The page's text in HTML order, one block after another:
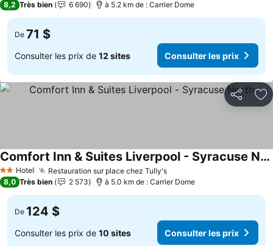
8,2 Très bien 6 690 à 5.2 km de : Carrier Dome
De 71 $
Consulter les prix de 12 sites Consulter les prix
Partager
2 Étoiles
Hotel Restauration sur place chez Tully'sConsulter les prix
Comfort Inn & Suites Liverpool - Syracuse North
Consulter les prix
8,0 Très bien 2 573 à 5.0 km de : Carrier Dome
De 124 $
Consulter les prix de 10 sites Consulter les prix